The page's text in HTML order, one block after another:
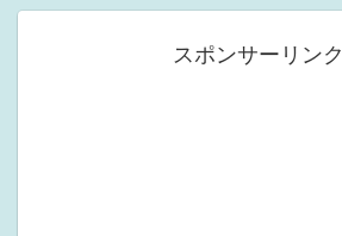
スポンサーリンク